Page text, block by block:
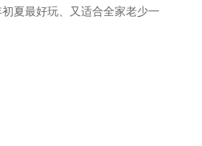
夏最好玩、又适合全家老少一